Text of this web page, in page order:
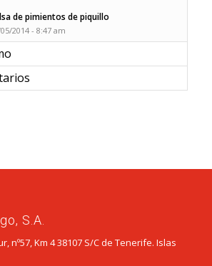
de pimientos de piquillo
2014 - 8:47 am
S.A.
nº57, Km 4 38107 S/C de Tenerife. Islas